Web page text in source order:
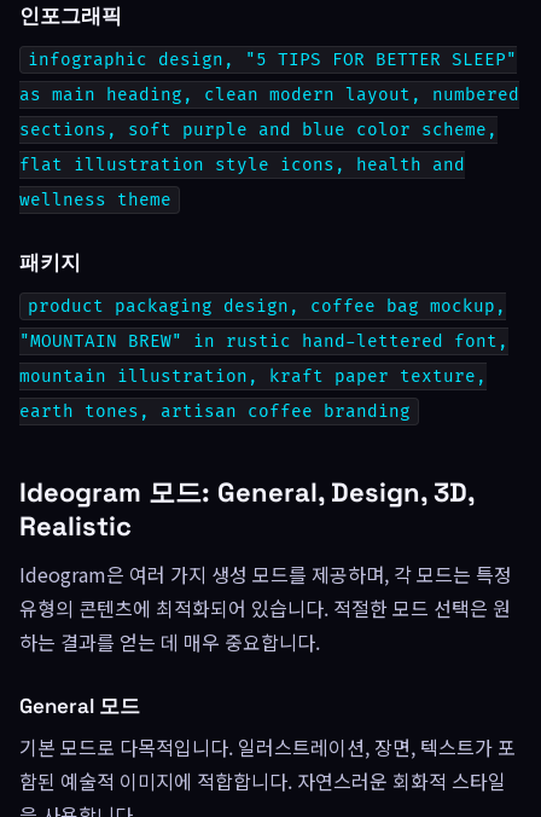
인포그래픽
infographic design, "5 TIPS FOR BETTER SLEEP"
as main heading, clean modern layout, numbered
sections, soft purple and blue color scheme,
flat illustration style icons, health and
wellness theme
패키지
product packaging design, coffee bag mockup,
"MOUNTAIN BREW" in rustic hand-lettered font,
mountain illustration, kraft paper texture,
earth tones, artisan coffee branding
Ideogram 모드: General, Design, 3D,
Realistic
Ideogram은 여러 가지 생성 모드를 제공하며, 각 모드는 특정
유형의 콘텐츠에 최적화되어 있습니다. 적절한 모드 선택은 원
하는 결과를 얻는 데 매우 중요합니다.
General 모드
기본 모드로 다목적입니다. 일러스트레이션, 장면, 텍스트가 포
함된 예술적 이미지에 적합합니다. 자연스러운 회화적 스타일